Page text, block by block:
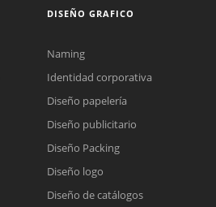
DISEÑO GRAFICO
Naming
Identidad corporativa
Diseño papelería
Diseño publicitario
Diseño Packing
Diseño logo
Diseño de catálogos